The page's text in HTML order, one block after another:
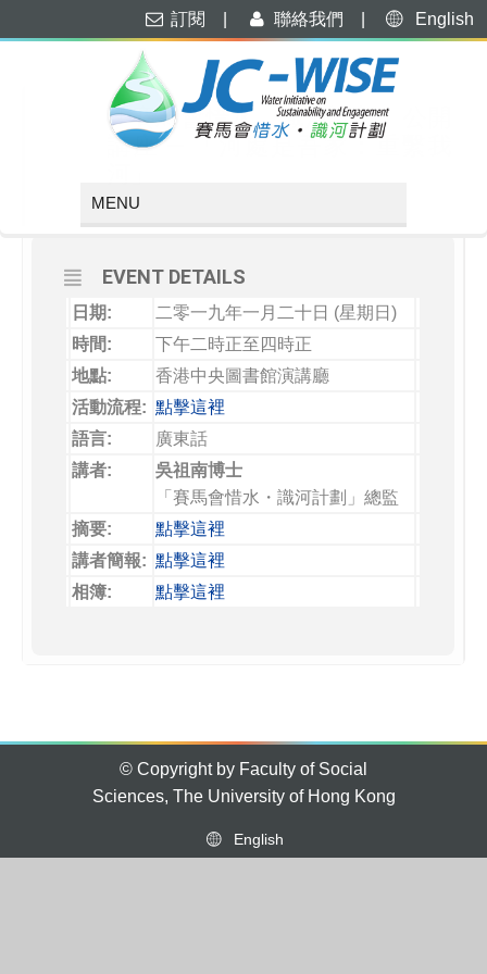
訂閱 聯絡我們 English
JANUARY, 2019
「賽馬會惜水．識河計劃」公開
講座 — 「河處是吾家：重繫我
EVENT DETAILS
日期:
二零一九年一月二十日 (星期日)
時間:
下午二時正至四時正
地點:
香港中央圖書館演講廳
活動流程: 點擊這裡
語言:
廣東話
講者:
吳祖南博士
「賽馬會惜水・識河計劃」總監
摘要:
點擊這裡
講者簡報: 點擊這裡
相簿:
點擊這裡
© Copyright by Faculty of Social
Sciences, The University of Hong Kong
English